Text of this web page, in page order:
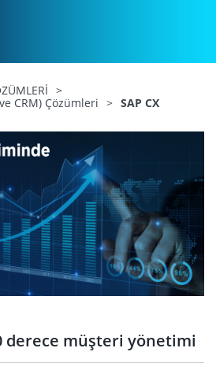
>
CRM) Çözümleri > SAP CX
derece müşteri yönetimi